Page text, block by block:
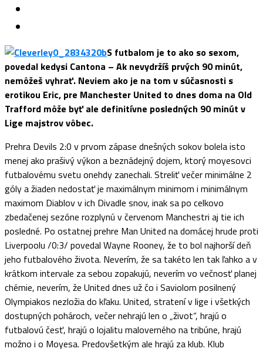
S futbalom je to ako so sexom,
povedal kedysi Cantona – Ak nevydržíš prvých 90 minút,
nemôžeš vyhrať. Neviem ako je na tom v súčasnosti s
erotikou Eric, pre Manchester United to dnes doma na Old
Trafford môže byť ale definitívne posledných 90 minút v
Lige majstrov vôbec.
Prehra Devils 2:0 v prvom zápase dnešných sokov bolela isto
menej ako prašivý výkon a beznádejný dojem, ktorý moyesovci
futbalovému svetu onehdy zanechali. Streliť večer minimálne 2
góly a žiaden nedostať je maximálnym minimom i minimálnym
maximom Diablov v ich Divadle snov, inak sa po celkovo
zbedačenej sezóne rozplynú v červenom Manchestri aj tie ich
posledné. Po ostatnej prehre Man United na domácej hrude proti
Liverpoolu /0:3/ povedal Wayne Rooney, že to bol najhorší deň
jeho futbalového života. Neverím, že sa takéto len tak ľahko a v
krátkom intervale za sebou zopakujú, neverím vo večnosť planej
chémie, neverím, že United dnes už čo i Saviolom posilnený
Olympiakos nezložia do kľaku. United, stratení v lige i všetkých
dostupných pohároch, večer nehrajú len o „život“, hrajú o
futbalovú česť, hrajú o lojalitu maloverného na tribúne, hrajú
možno i o Moyesa. Predovšetkým ale hrajú za klub. Klub